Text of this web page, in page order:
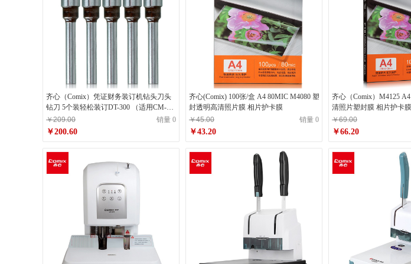
齐心（Comix）凭证财务装订机钻头刀头
钻刀 5个装轻松装订DT-300 （适用CM-
3066/3006/3008）
￥209.00 销量 0
￥200.60
齐心(Comix) 100张/盒 A4 80MIC M4080 塑
封透明高清照片膜 相片护卡膜
￥45.00
销量 0
￥43.20
齐心（Comix）M4125 A4 125MIC 透明高
清照片塑封膜 相片护卡
￥69.00
￥66.20